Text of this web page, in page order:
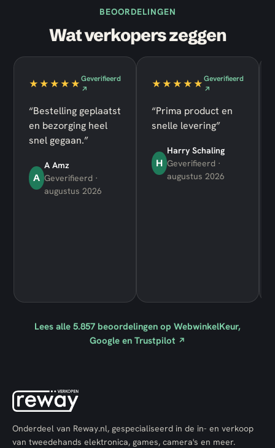
BEOORDELINGEN
Wat verkopers zeggen
★★★★★Geverifieerd
↗
“Bestelling geplaatst
en bezorging heel
snel gegaan.”
A
A Amz
Geverifieerd ·
augustus 2026
★★★★★Geverifieerd
↗
“Prima product en
snelle levering”
H
Harry Schaling
Geverifieerd ·
augustus 2026
Lees alle 5.857 beoordelingen op WebwinkelKeur,
Google en Trustpilot ↗
Onderdeel van Reway.nl, gespecialiseerd in de in- en verkoop
van tweedehands elektronica, games, camera's en meer.